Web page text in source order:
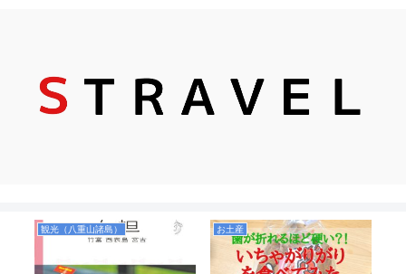
観光（八重山諸島） お土産